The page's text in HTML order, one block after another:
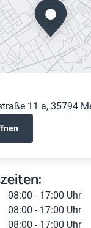
11 a, 35794
08:00 - 17:00 Uhr
08:00 - 17:00 Uhr
08:00 - 17:00 Uhr